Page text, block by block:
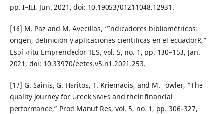
pp. I–III, Jun. 2021, doi: 10.19053/01211048.12931.
[16] M. Paz and M. Avecillas, “Indicadores bibliométricos:
origen, definición y aplicaciones científicas en el ecuadorR,”
Espí¬ritu Emprendedor TES, vol. 5, no. 1, pp. 130–153, Jan.
2021, doi: 10.33970/eetes.v5.n1.2021.253.
[17] G. Sainis, G. Haritos, T. Kriemadis, and M. Fowler, “The
quality journey for Greek SMEs and their financial
performance,” Prod Manuf Res, vol. 5, no. 1, pp. 306–327,